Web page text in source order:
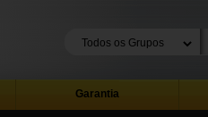
Garantia